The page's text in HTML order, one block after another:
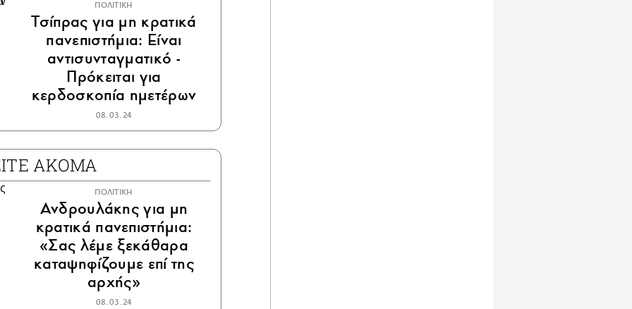
ΠΟΛΙΤΙΚΗ
Τσίπρας για μη κρατικά
πανεπιστήμια: Είναι
αντισυνταγματικό -
Πρόκειται για
κερδοσκοπία ημετέρων
08.03.24
ΑΚΟΜΑ
ΠΟΛΙΤΙΚΗ
Ανδρουλάκης για μη
κρατικά πανεπιστήμια:
«Σας λέμε ξεκάθαρα
καταψηφίζουμε επί της
αρχής»
08.03.24